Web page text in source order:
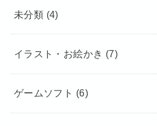
未分類 (4)
イラスト・お絵かき (7)
ゲームソフト (6)